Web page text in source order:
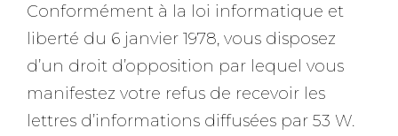
Conformément à la loi informatique et
liberté du 6 janvier 1978, vous disposez
d’un droit d’opposition par lequel vous
manifestez votre refus de recevoir les
lettres d’informations diffusées par 53 W.